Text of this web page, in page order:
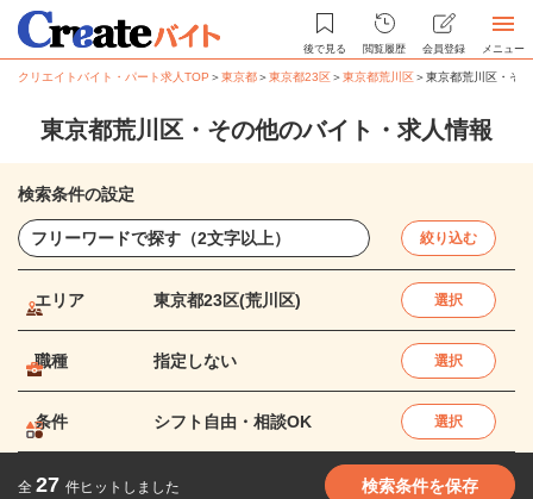
後で見る 閲覧履歴 会員登録 メニュー
クリエイトバイト・パート求人TOP ＞東京都＞東京都23区＞東京都荒川区＞東京都荒川区・そ
東京都荒川区・その他のバイト・求人情報
検索条件の設定
絞り込む
エリア 東京都23区(荒川区) 選択
職種 指定しない 選択
条件 シフト自由・相談OK 選択
全 27 件ヒットしました 検索条件を保存